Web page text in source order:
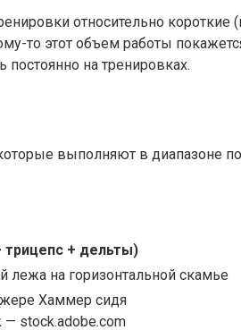
относительно короткие
то этот объем работы
на тренировках.
выполняют в диапазоне
трицепс + дельты)
stock.adobe.com